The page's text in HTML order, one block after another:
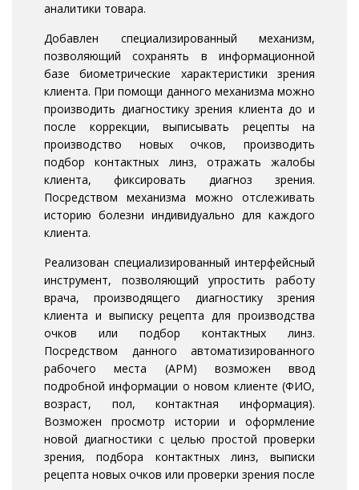
аналитики товара.
Добавлен специализированный механизм,
позволяющий сохранять в информационной
базе биометрические характеристики зрения
клиента. При помощи данного механизма можно
производить диагностику зрения клиента до и
после коррекции, выписывать рецепты на
производство новых очков, производить
подбор контактных линз, отражать жалобы
клиента, фиксировать диагноз зрения.
Посредством механизма можно отслеживать
историю болезни индивидуально для каждого
клиента.
Реализован специализированный интерфейсный
инструмент, позволяющий упростить работу
врача, производящего диагностику зрения
клиента и выписку рецепта для производства
очков или подбор контактных линз.
Посредством данного автоматизированного
рабочего места (АРМ) возможен ввод
подробной информации о новом клиенте (ФИО,
возраст, пол, контактная информация).
Возможен просмотр истории и оформление
новой диагностики с целью простой проверки
зрения, подбора контактных линз, выписки
рецепта новых очков или проверки зрения после